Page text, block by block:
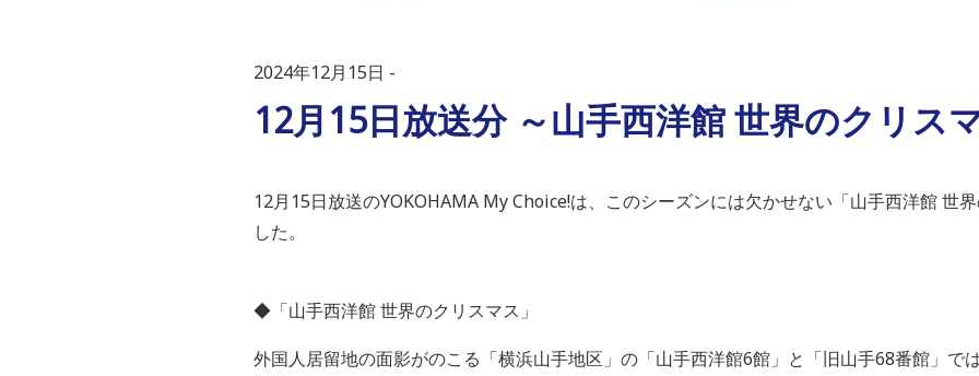
2024年12月15日
12月15日放送分 ～山手西洋館 世界のクリス
12月15日放送のYOKOHAMA My Choice!は、このシーズンには欠かせない「山手西洋館 世
した。
◆「山手西洋館 世界のクリスマス」
外国人居留地の面影がのこる「横浜山手地区」の「山手西洋館6館」と「旧山手68番館」で